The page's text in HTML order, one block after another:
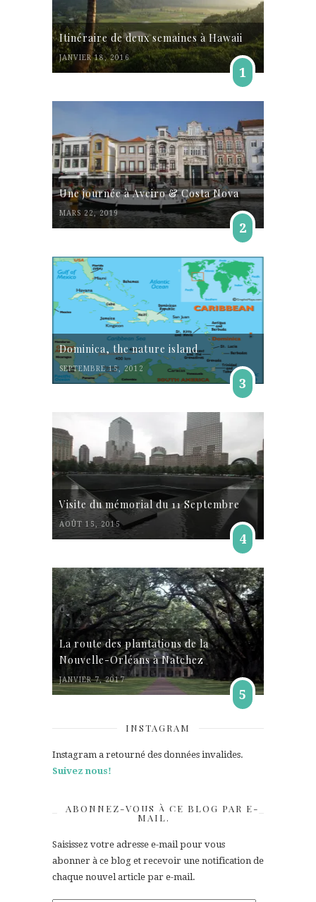
Itinéraire de deux semaines à Hawaii
JANVIER 18, 2016
1
Une journée à Aveiro & Costa Nova
MARS 22, 2019
2
Dominica, the nature island
SEPTEMBRE 15, 2012
3
Visite du mémorial du 11 Septembre
AOÛT 15, 2015
4
La route des plantations de la
Nouvelle-Orléans à Natchez
JANVIER 7, 2017
5
INSTAGRAM
Instagram a retourné des données invalides.
Suivez nous!
ABONNEZ-VOUS À CE BLOG PAR E-
MAIL.
Saisissez votre adresse e-mail pour vous
abonner à ce blog et recevoir une notification de
chaque nouvel article par e-mail.